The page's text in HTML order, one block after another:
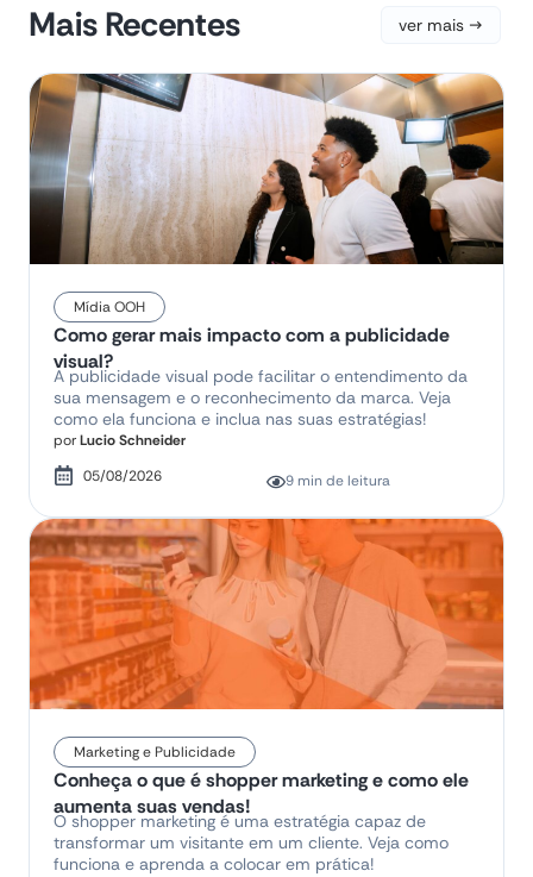
Mais Recentes ver mais →
Mídia OOH
Como gerar mais impacto com a publicidade
visual?
A publicidade visual pode facilitar o entendimento da
sua mensagem e o reconhecimento da marca. Veja
como ela funciona e inclua nas suas estratégias!
porLucio Schneider
05/08/2026
9 min de leitura
Marketing e Publicidade
Conheça o que é shopper marketing e como ele
aumenta suas vendas!
O shopper marketing é uma estratégia capaz de
transformar um visitante em um cliente. Veja como
funciona e aprenda a colocar em prática!